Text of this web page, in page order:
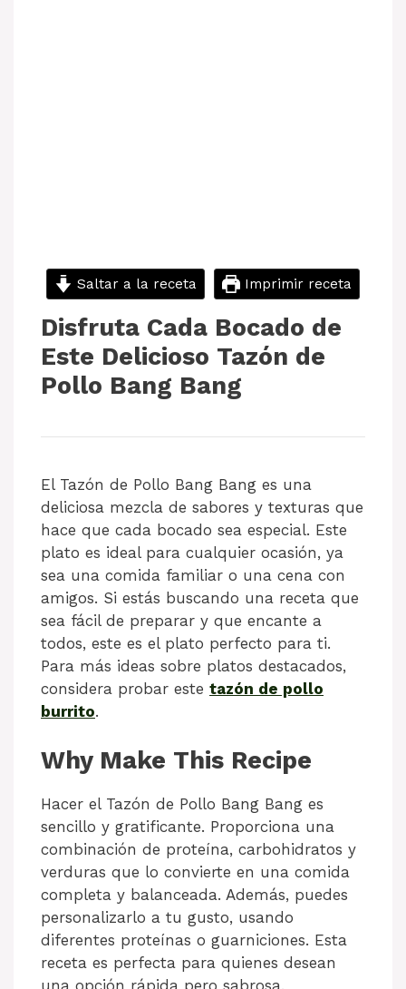
Saltar a la receta Imprimir receta
Disfruta Cada Bocado de
Este Delicioso Tazón de
Pollo Bang Bang
El Tazón de Pollo Bang Bang es una
deliciosa mezcla de sabores y texturas que
hace que cada bocado sea especial. Este
plato es ideal para cualquier ocasión, ya
sea una comida familiar o una cena con
amigos. Si estás buscando una receta que
sea fácil de preparar y que encante a
todos, este es el plato perfecto para ti.
Para más ideas sobre platos destacados,
considera probar este tazón de pollo
burrito.
Why Make This Recipe
Hacer el Tazón de Pollo Bang Bang es
sencillo y gratificante. Proporciona una
combinación de proteína, carbohidratos y
verduras que lo convierte en una comida
completa y balanceada. Además, puedes
personalizarlo a tu gusto, usando
diferentes proteínas o guarniciones. Esta
receta es perfecta para quienes desean